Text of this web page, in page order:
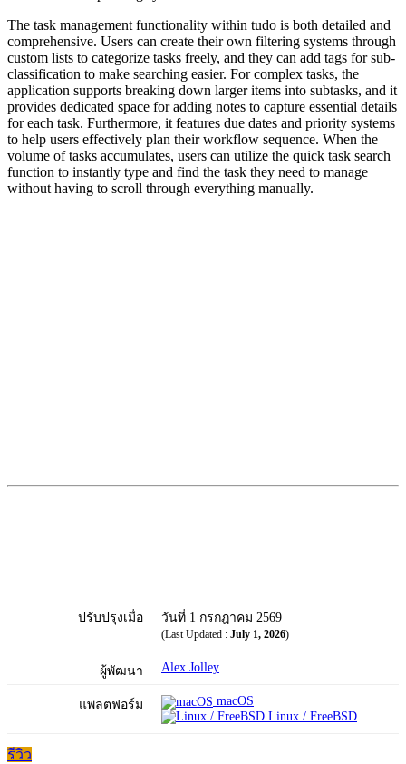
The task management functionality within tudo is both detailed and
comprehensive. Users can create their own filtering systems through
custom lists to categorize tasks freely, and they can add tags for sub-
classification to make searching easier. For complex tasks, the
application supports breaking down larger items into subtasks, and it
provides dedicated space for adding notes to capture essential details
for each task. Furthermore, it features due dates and priority systems
to help users effectively plan their workflow sequence. When the
volume of tasks accumulates, users can utilize the quick task search
function to instantly type and find the task they need to manage
without having to scroll through everything manually.
ปรับปรุงเมื่อ วันที่ 1 กรกฎาคม 2569
(Last Updated : July 1, 2026)
ผู้พัฒนา Alex Jolley
แพลตฟอร์ม
macOS
Linux / FreeBSD
รีวิว